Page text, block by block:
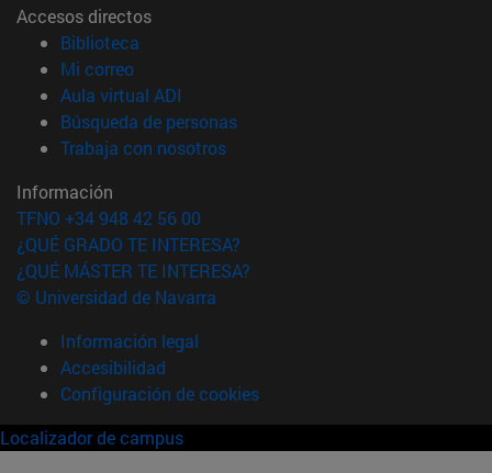
Accesos directos
Biblioteca
Mi correo(abre en nueva ventana)
Aula virtual ADI
Búsqueda de personas(abre en nueva ventana)
Trabaja con nosotros(abre en nueva ventana)
Información
TFNO +34 948 42 56 00
¿QUÉ GRADO TE INTERESA?
¿QUÉ MÁSTER TE INTERESA?
© Universidad de Navarra
Información legal
Accesibilidad
Configuración de cookies
Localizador de campus